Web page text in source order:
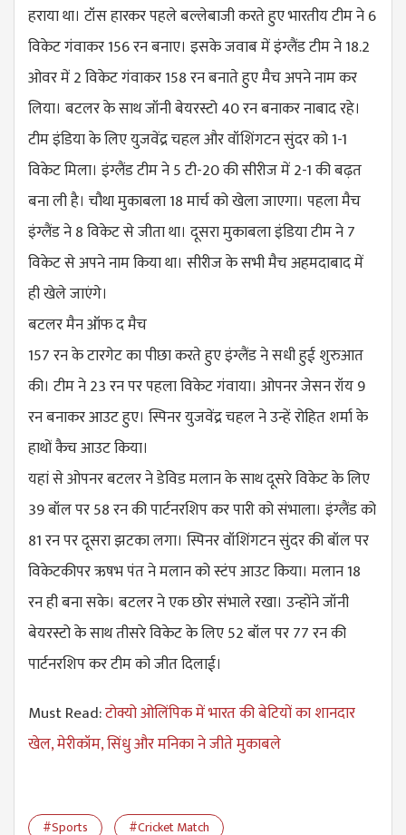
हराया था। टॉस हारकर पहले बल्लेबाजी करते हुए भारतीय टीम ने 6
विकेट गंवाकर 156 रन बनाए। इसके जवाब में इंग्लैंड टीम ने 18.2
ओवर में 2 विकेट गंवाकर 158 रन बनाते हुए मैच अपने नाम कर
लिया। बटलर के साथ जॉनी बेयरस्टो 40 रन बनाकर नाबाद रहे।
टीम इंडिया के लिए युजवेंद्र चहल और वॉशिंगटन सुंदर को 1-1
विकेट मिला। इंग्लैंड टीम ने 5 टी-20 की सीरीज में 2-1 की बढ़त
बना ली है। चौथा मुकाबला 18 मार्च को खेला जाएगा। पहला मैच
इंग्लैंड ने 8 विकेट से जीता था। दूसरा मुकाबला इंडिया टीम ने 7
विकेट से अपने नाम किया था। सीरीज के सभी मैच अहमदाबाद में
ही खेले जाएंगे।
बटलर मैन ऑफ द मैच
157 रन के टारगेट का पीछा करते हुए इंग्लैंड ने सधी हुई शुरुआत
की। टीम ने 23 रन पर पहला विकेट गंवाया। ओपनर जेसन रॉय 9
रन बनाकर आउट हुए। स्पिनर युजवेंद्र चहल ने उन्हें रोहित शर्मा के
हाथों कैच आउट किया।
यहां से ओपनर बटलर ने डेविड मलान के साथ दूसरे विकेट के लिए
39 बॉल पर 58 रन की पार्टनरशिप कर पारी को संभाला। इंग्लैंड को
81 रन पर दूसरा झटका लगा। स्पिनर वॉशिंगटन सुंदर की बॉल पर
विकेटकीपर ऋषभ पंत ने मलान को स्टंप आउट किया। मलान 18
रन ही बना सके। बटलर ने एक छोर संभाले रखा। उन्होंने जॉनी
बेयरस्टो के साथ तीसरे विकेट के लिए 52 बॉल पर 77 रन की
पार्टनरशिप कर टीम को जीत दिलाई।
Must Read:टोक्यो ओलिंपिक में भारत की बेटियों का शानदार
खेल, मेरीकॉम, सिंधु और मनिका ने जीते मुकाबले
#Sports #Cricket Match